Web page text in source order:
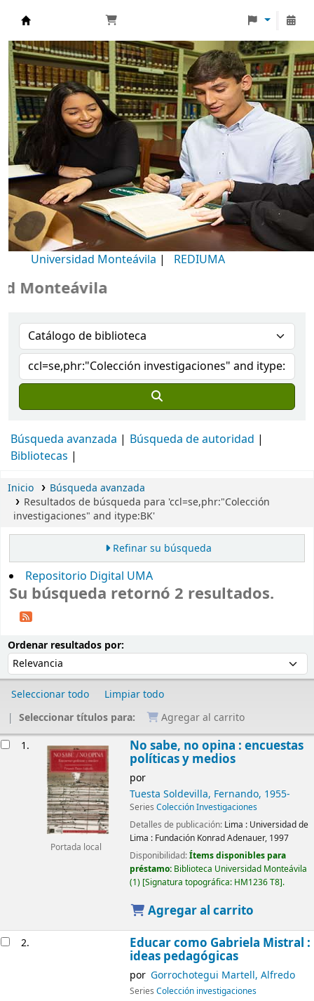
Biblioteca Universidad Monteávila
Universidad Monteávila | REDIUMA
Búsqueda avanzada
Búsqueda de autoridad
Bibliotecas
Inicio
Búsqueda avanzada
Resultados de búsqueda para 'ccl=se,phr:"Colección
investigaciones" and itype:BK'
Refinar su búsqueda
Repositorio Digital UMA
Su búsqueda retornó 2 resultados.
Ordenar resultados por:
Seleccionar todo
Limpiar todo
Seleccionar títulos para:
Agregar al carrito
1.
Portada local
No sabe, no opina : encuestas
políticas y medios
por
Tuesta Soldevilla, Fernando, 1955-
Series Colección Investigaciones
Detalles de publicación: Lima : Universidad de
Lima : Fundación Konrad Adenauer, 1997
Disponibilidad:Ítems disponibles para
préstamo: Biblioteca Universidad Monteávila
(1) Signatura topográfica: HM1236 T8 .
Agregar al carrito
2. Educar como Gabriela Mistral :
ideas pedagógicas
por Gorrochotegui Martell, Alfredo
Series Colección investigaciones